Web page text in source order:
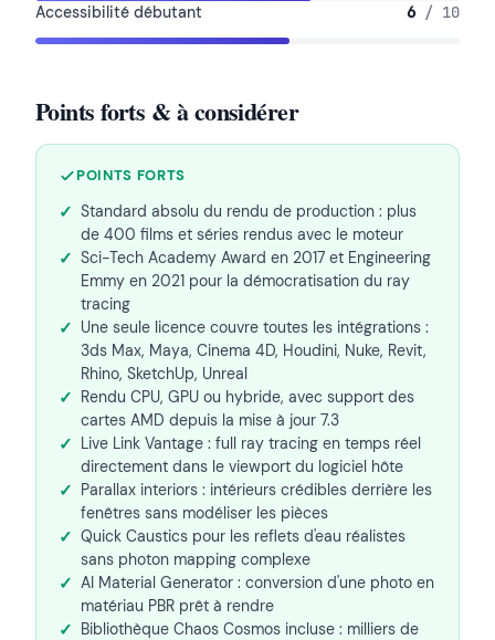
Accessibilité débutant 6 / 10
Points forts & à considérer
POINTS FORTS
Standard absolu du rendu de production : plus
de 400 films et séries rendus avec le moteur
Sci-Tech Academy Award en 2017 et Engineering
Emmy en 2021 pour la démocratisation du ray
tracing
Une seule licence couvre toutes les intégrations :
3ds Max, Maya, Cinema 4D, Houdini, Nuke, Revit,
Rhino, SketchUp, Unreal
Rendu CPU, GPU ou hybride, avec support des
cartes AMD depuis la mise à jour 7.3
Live Link Vantage : full ray tracing en temps réel
directement dans le viewport du logiciel hôte
Parallax interiors : intérieurs crédibles derrière les
fenêtres sans modéliser les pièces
Quick Caustics pour les reflets d'eau réalistes
sans photon mapping complexe
AI Material Generator : conversion d'une photo en
matériau PBR prêt à rendre
Bibliothèque Chaos Cosmos incluse : milliers de